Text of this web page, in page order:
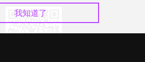
我知道了